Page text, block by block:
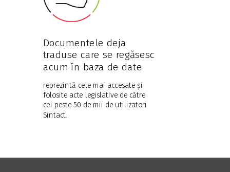
Documentele deja
traduse care se regăsesc
acum în baza de date
reprezintă cele mai accesate și
folosite acte legislative de către
cei peste 50 de mii de utilizatori
Sintact.